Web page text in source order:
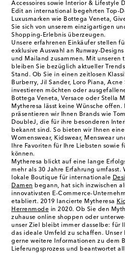
Accessoires sowie Interior & Lifestyle
Edit an international begehrten Top-
Luxusmarken wie Bottega Veneta,
Sie sich von unserem einzigartigen
Shopping-Erlebnis überzeugen.
Unsere erfahrenen Einkäufer stellen
exklusive Auswahl an Runway-
und Mailand zusammen. Mit unseren
bleiben Sie bezüglich aktueller
Stand. Ob Sie in einen zeitlosen
Burberry, Jil Sander, Loro Piana,
investieren möchten oder
Bottega Veneta, Versace oder Stella
Mytheresa lässt keine Wünsche
präsentieren wir Ihnen Brands wie
DoubleJ, die für ihre besonderen
bekannt sind. So bieten wir Ihnen
Womenswear, Kidswear, Menswear
Ihre Favoriten für Ihre Liebsten sowie
können.
Mytheresa blickt auf eine lange
mehr als 30 Jahre Erfahrung umfasst.
lokale Boutique für internationale
Damen begann, hat sich inzwischen
innovativsten E-Commerce-
etabliert. 2019 lancierte Mytheresa
Herrenmode in 2020. Ob Sie den
zuhause online shoppen oder
unser Ziel bleibt immer dasselbe: für
das ideale Umfeld zu schaffen. Unser
gerne weitere Informationen zu dem
Lieferungsprozess und beantwortet